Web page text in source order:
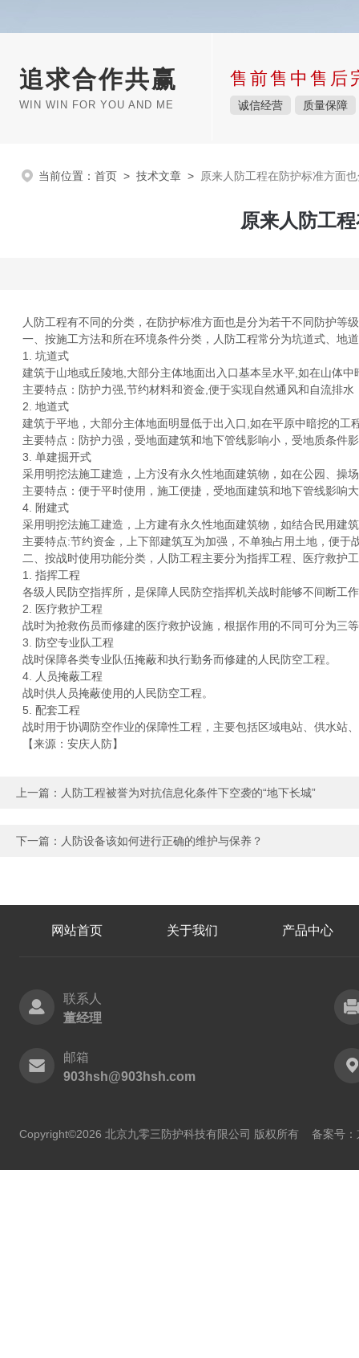
追求合作共赢
WIN WIN FOR YOU AND ME
售前售中售后
诚信经营 质量保障
当前位置： 首页 > 技术文章 > 原来人防工程在防护标准方面
原来人防工
人防工程有不同的分类，在防护标准方面也是分为若干不同防护等
一、按施工方法和所在环境条件分类，人防工程常分为坑道式、地
1. 坑道式
建筑于山地或丘陵地,大部分主体地面出入口基本呈水平,如在山体中
主要特点：防护力强,节约材料和资金,便于实现自然通风和自流排水
2. 地道式
建筑于平地，大部分主体地面明显低于出入口,如在平原中暗挖的工
主要特点：防护力强，受地面建筑和地下管线影响小，受地质条件
3. 单建掘开式
采用明挖法施工建造，上方没有永久性地面建筑物，如在公园、操
主要特点：便于平时使用，施工便捷，受地面建筑和地下管线影响
4. 附建式
采用明挖法施工建造，上方建有永久性地面建筑物，如结合民用建
主要特点:节约资金，上下部建筑互为加强，不单独占用土地，便于
二、按战时使用功能分类，人防工程主要分为指挥工程、医疗救护
1. 指挥工程
各级人民防空指挥所，是保障人民防空指挥机关战时能够不间断工
2. 医疗救护工程
战时为抢救伤员而修建的医疗救护设施，根据作用的不同可分为三
3. 防空专业队工程
战时保障各类专业队伍掩蔽和执行勤务而修建的人民防空工程。
4. 人员掩蔽工程
战时供人员掩蔽使用的人民防空工程。
5. 配套工程
战时用于协调防空作业的保障性工程，主要包括区域电站、供水站
【来源：安庆人防】
上一篇： 人防工程被誉为对抗信息化条件下空袭的“地下长城”
下一篇： 人防设备该如何进行正确的维护与保养？
网站首页 关于我们 产品中心
联系人
董经理
邮箱
903hsh@903hsh.com
Copyright©2026 北京九零三防护科技有限公司 版权所有 备案号